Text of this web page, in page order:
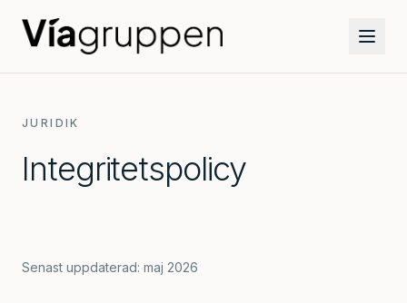
JURIDIK
Integritetspolicy
Senast uppdaterad: maj 2026